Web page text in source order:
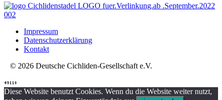
Impressum
Datenschutzerklärung
Kontakt
© 2026 Deutsche Cichliden-Gesellschaft e.V.
Diese Website benutzt Cookies. Wenn du die Website weiter nutzt,